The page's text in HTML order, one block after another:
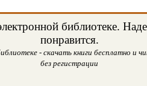
библиотеке.
понравится.
- скачать книги бесплатно и
без регистрации